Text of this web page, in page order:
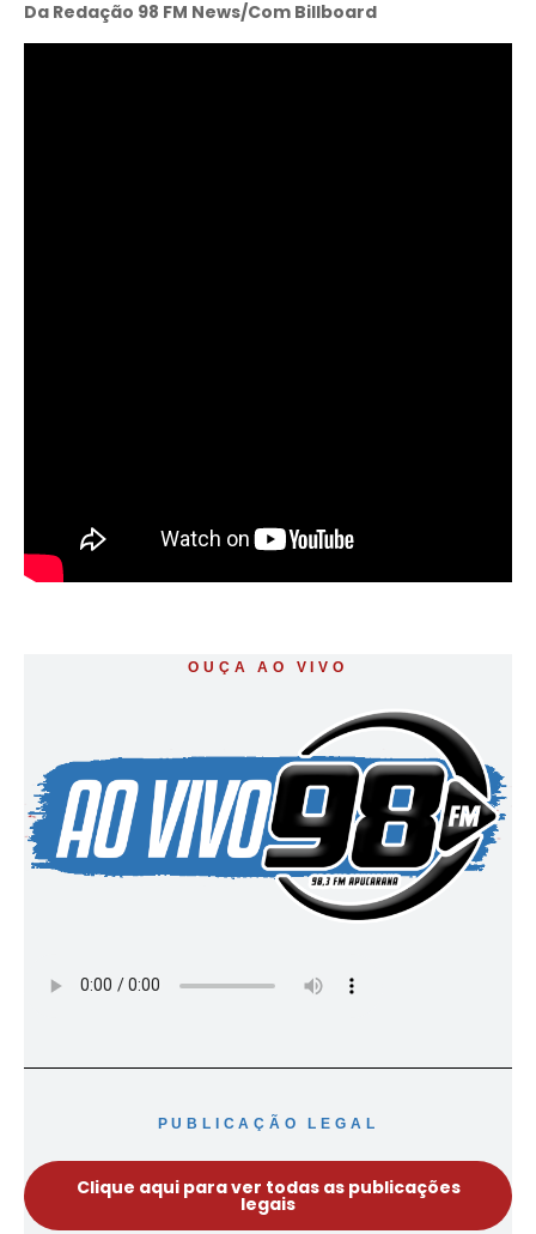
Da Redação 98 FM News/Com Billboard
OUÇA AO VIVO
PUBLICAÇÃO LEGAL
Clique aqui para ver todas as publicações
legais